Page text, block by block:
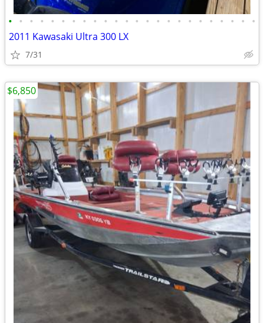
• • • • • • • • • • • • • • • • • • • • • • • •
2011 Kawasaki Ultra 300 LX
7/31
$6,850